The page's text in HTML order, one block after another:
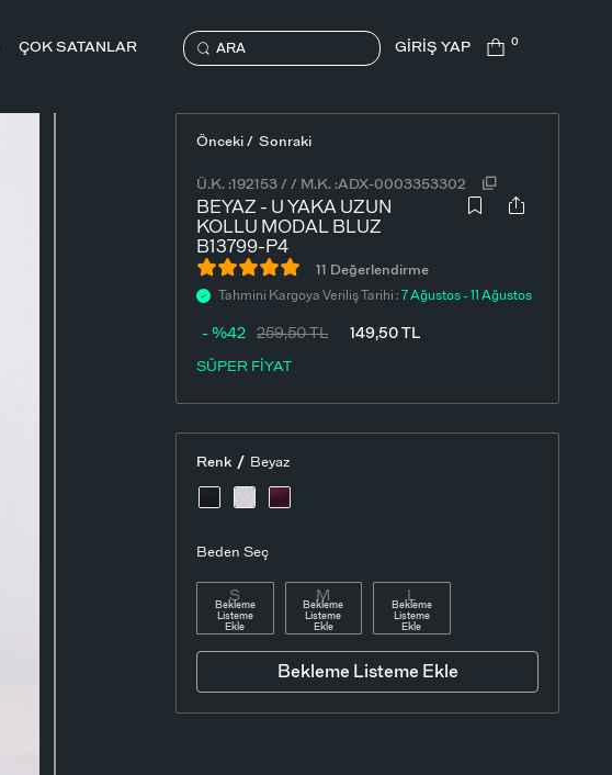
ÇOK SATANLAR ARA GİRİŞ YAP 0
Önceki / Sonraki
Ü.K. :192153 // M.K. :ADX-0003353302
BEYAZ - U YAKA UZUN
KOLLU MODAL BLUZ
B13799-P4
11 Değerlendirme
Tahmini Kargoya Veriliş Tarihi :7 Ağustos - 11 Ağustos
SÜPER FİYAT
259,50TL 149,50TL
- %42
Renk / Beyaz
Beden Seç
S
Bekleme
Listeme
Ekle
M
Bekleme
Listeme
Ekle
L
Bekleme
Listeme
Ekle
Bekleme Listeme Ekle